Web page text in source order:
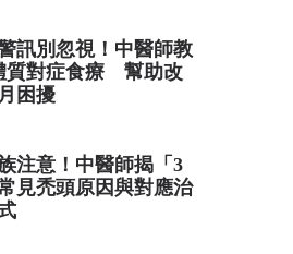
訊別忽視！中醫師教
質對症食療 幫助改
困擾
注意！中醫師揭「3
見禿頭原因與對應治